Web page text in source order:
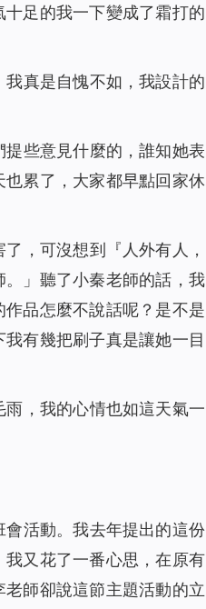
足的我一下變成了霜打的
真是自愧不如，我設計的
些意見什麼的，誰知她表
累了，大家都早點回家休
，可沒想到『人外有人，
」聽了小秦老師的話，我
品怎麼不說話呢？是不是
有幾把刷子真是讓她一目
，我的心情也如這天氣一
活動。我去年提出的這份
又花了一番心思，在原有
師卻說這節主題活動的立